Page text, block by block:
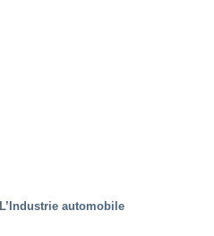
L’Industrie automobile